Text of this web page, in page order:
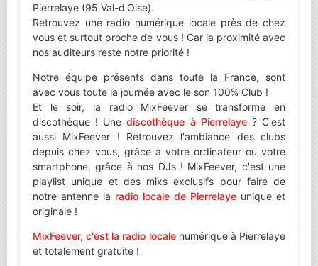
Pierrelaye (95 Val-d'Oise).
Retrouvez une radio numérique locale près de chez
vous et surtout proche de vous ! Car la proximité avec
nos auditeurs reste notre priorité !
Notre équipe présents dans toute la France, sont
avec vous toute la journée avec le son 100% Club !
Et le soir, la radio MixFeever se transforme en
discothèque ! Unediscothèque à Pierrelaye? C'est
aussi MixFeever ! Retrouvez l'ambiance des clubs
depuis chez vous, grâce à votre ordinateur ou votre
smartphone, grâce à nos DJs ! MixFeever, c'est une
playlist unique et des mixs exclusifs pour faire de
notre antenne la radio locale de Pierrelaye unique et
originale !
MixFeever, c'est la radio localenumérique à Pierrelaye
et totalement gratuite !